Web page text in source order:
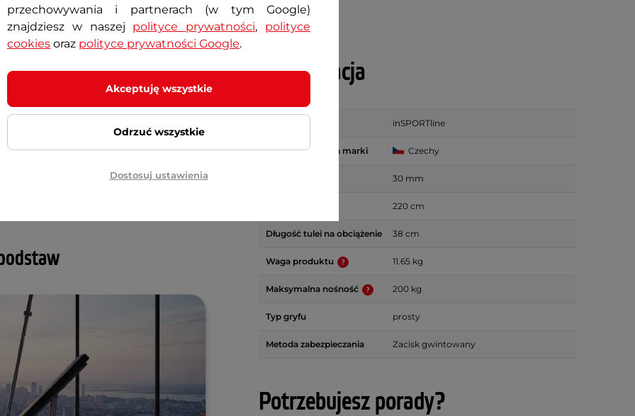
- prosty 220cm RB-86T z gwintem
polerowanej powierzchni. Chwyty
zapewniające maksymalną
na obciążenia 30 mm nadaje
Specyfikacja
inSPORTline
Kraj pochodzenia marki Czechy
30 mm
220 cm
Długość tulei na obciążenie 38 cm
Waga produktu 11.65 kg
Maksymalna nośność 200 kg
Typ gryfu prosty
Metoda zabezpieczania Zacisk gwintowany
Potrzebujesz porady?
przechowywania i partnerach (w tym Google)
znajdziesz w naszej polityce prywatności, polityce
cookies oraz polityce prywatności Google.
Akceptuję wszystkie
Odrzuć wszystkie
Dostosuj ustawienia